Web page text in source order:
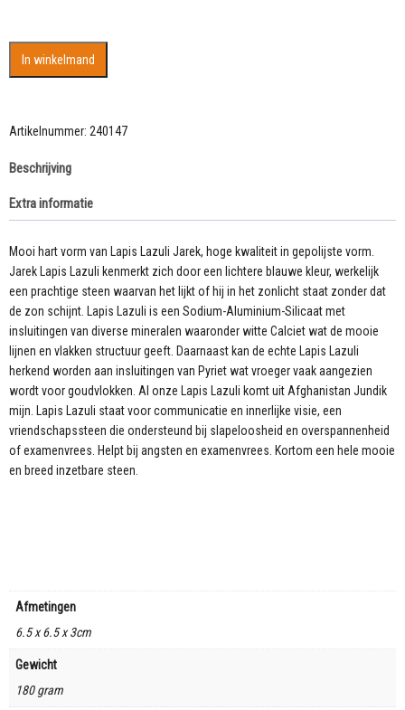
Lapis
Jarek
kwaliteit
In winkelmand
Artikelnummer: 240147
Beschrijving
Extra informatie
Mooi hart vorm van Lapis Lazuli Jarek, hoge kwaliteit in gepolijste vorm.
Jarek Lapis Lazuli kenmerkt zich door een lichtere blauwe kleur, werkelijk
een prachtige steen waarvan het lijkt of hij in het zonlicht staat zonder dat
de zon schijnt. Lapis Lazuli is een Sodium-Aluminium-Silicaat met
insluitingen van diverse mineralen waaronder witte Calciet wat de mooie
lijnen en vlakken structuur geeft. Daarnaast kan de echte Lapis Lazuli
herkend worden aan insluitingen van Pyriet wat vroeger vaak aangezien
wordt voor goudvlokken. Al onze Lapis Lazuli komt uit Afghanistan Jundik
mijn. Lapis Lazuli staat voor communicatie en innerlijke visie, een
vriendschapssteen die ondersteund bij slapeloosheid en overspannenheid
of examenvrees. Helpt bij angsten en examenvrees. Kortom een hele mooie
en breed inzetbare steen.
Afmetingen
6.5 x 6.5 x 3cm
Gewicht
180 gram